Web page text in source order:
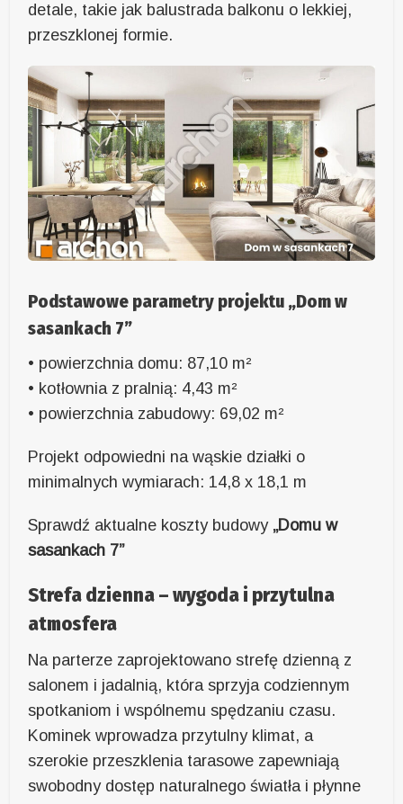
detale, takie jak balustrada balkonu o lekkiej,
przeszklonej formie.
Podstawowe parametry projektu „Dom w
sasankach 7”
• powierzchnia domu: 87,10 m²
• kotłownia z pralnią: 4,43 m²
• powierzchnia zabudowy: 69,02 m²
Projekt odpowiedni na wąskie działki o
minimalnych wymiarach: 14,8 x 18,1 m
Sprawdź aktualne koszty budowy „Domu w
sasankach 7”
Strefa dzienna – wygoda i przytulna
atmosfera
Na parterze zaprojektowano strefę dzienną z
salonem i jadalnią, która sprzyja codziennym
spotkaniom i wspólnemu spędzaniu czasu.
Kominek wprowadza przytulny klimat, a
szerokie przeszklenia tarasowe zapewniają
swobodny dostęp naturalnego światła i płynne